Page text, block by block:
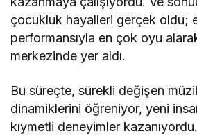
çocukluk hayalleri gerçek oldu;
performansıyla en çok oyu
merkezinde yer aldı.
Bu süreçte, sürekli değişen
dinamiklerini öğreniyor, yeni
kıymetli deneyimler